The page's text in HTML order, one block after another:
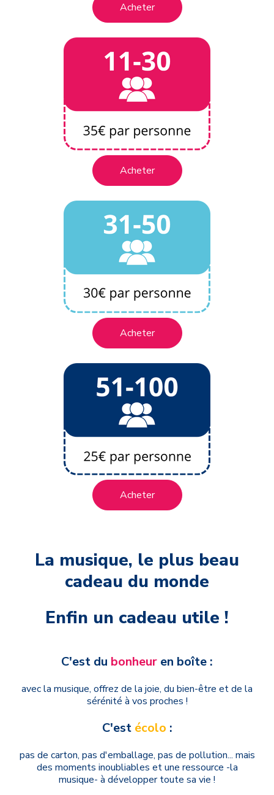
Acheter
Acheter
Acheter
Acheter
La musique, le plus beau
cadeau du monde
Enfin un cadeau utile !
C'est du bonheur en boîte :
avec la musique, offrez de la joie, du bien-être et de la
sérénité à vos proches !
C'est écolo :
pas de carton, pas d'emballage, pas de pollution... mais
des moments inoubliables et une ressource -la
musique- à développer toute sa vie !